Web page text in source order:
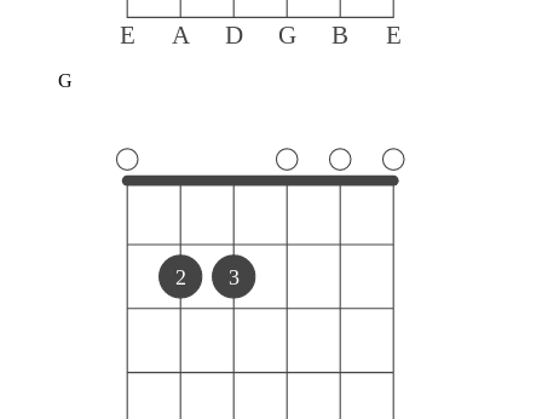
E A D G B E
G
2 3